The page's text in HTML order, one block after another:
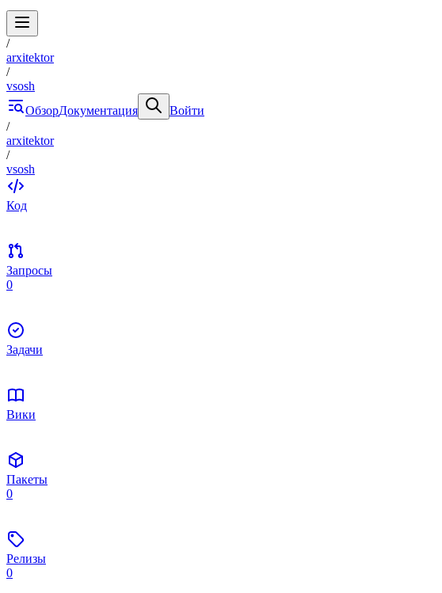
/
arxitektor
/
vsosh
ОбзорДокументация
Войти
/
arxitektor
/
vsosh
Код
Запросы
0
Задачи
Вики
Пакеты
0
Релизы
0